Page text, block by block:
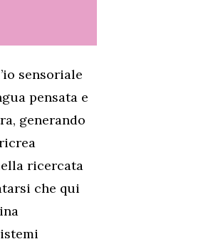
sensoriale
pensata e
generando
ricercata
che qui